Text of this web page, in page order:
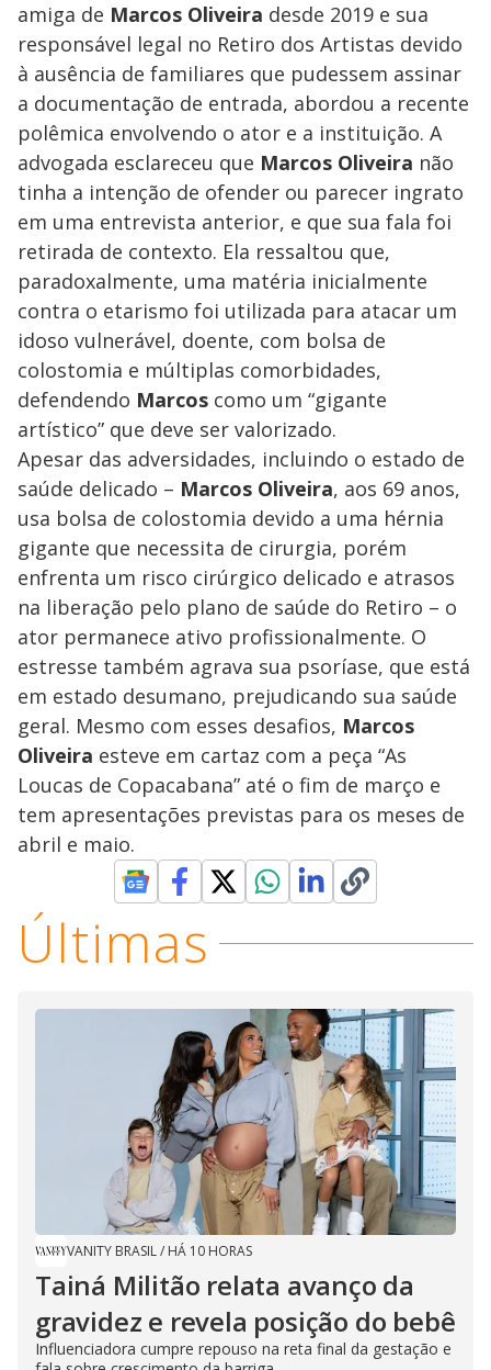
amiga de Marcos Oliveira desde 2019 e sua
responsável legal no Retiro dos Artistas devido
à ausência de familiares que pudessem assinar
a documentação de entrada, abordou a recente
polêmica envolvendo o ator e a instituição. A
advogada esclareceu que Marcos Oliveira não
tinha a intenção de ofender ou parecer ingrato
em uma entrevista anterior, e que sua fala foi
retirada de contexto. Ela ressaltou que,
paradoxalmente, uma matéria inicialmente
contra o etarismo foi utilizada para atacar um
idoso vulnerável, doente, com bolsa de
colostomia e múltiplas comorbidades,
defendendo Marcos como um “gigante
artístico” que deve ser valorizado.
Apesar das adversidades, incluindo o estado de
saúde delicado – Marcos Oliveira, aos 69 anos,
usa bolsa de colostomia devido a uma hérnia
gigante que necessita de cirurgia, porém
enfrenta um risco cirúrgico delicado e atrasos
na liberação pelo plano de saúde do Retiro – o
ator permanece ativo profissionalmente. O
estresse também agrava sua psoríase, que está
em estado desumano, prejudicando sua saúde
geral. Mesmo com esses desafios, Marcos
Oliveira esteve em cartaz com a peça “As
Loucas de Copacabana” até o fim de março e
tem apresentações previstas para os meses de
abril e maio.
Últimas
VANITY BRASIL/ HÁ 10 HORAS
Tainá Militão relata avanço da
gravidez e revela posição do bebê
Influenciadora cumpre repouso na reta final da gestação e